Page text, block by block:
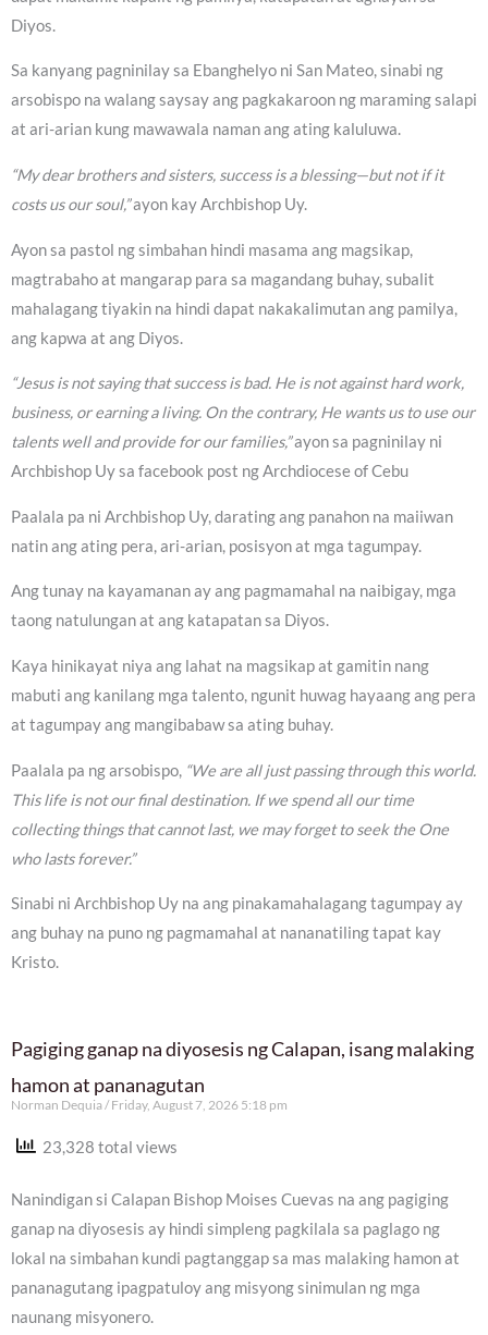
Diyos.
Sa kanyang pagninilay sa Ebanghelyo ni San Mateo, sinabi ng
arsobispo na walang saysay ang pagkakaroon ng maraming salapi
at ari-arian kung mawawala naman ang ating kaluluwa.
“My dear brothers and sisters, success is a blessing—but not if it
costs us our soul,”ayon kay Archbishop Uy.
Ayon sa pastol ng simbahan hindi masama ang magsikap,
magtrabaho at mangarap para sa magandang buhay, subalit
mahalagang tiyakin na hindi dapat nakakalimutan ang pamilya,
ang kapwa at ang Diyos.
“Jesus is not saying that success is bad. He is not against hard work,
business, or earning a living. On the contrary, He wants us to use our
talents well and provide for our families,”ayon sa pagninilay ni
Archbishop Uy sa facebook post ng Archdiocese of Cebu
Paalala pa ni Archbishop Uy, darating ang panahon na maiiwan
natin ang ating pera, ari-arian, posisyon at mga tagumpay.
Ang tunay na kayamanan ay ang pagmamahal na naibigay, mga
taong natulungan at ang katapatan sa Diyos.
Kaya hinikayat niya ang lahat na magsikap at gamitin nang
mabuti ang kanilang mga talento, ngunit huwag hayaang ang pera
at tagumpay ang mangibabaw sa ating buhay.
Paalala pa ng arsobispo, “We are all just passing through this world.
This life is not our final destination. If we spend all our time
collecting things that cannot last, we may forget to seek the One
who lasts forever.”
Sinabi ni Archbishop Uy na ang pinakamahalagang tagumpay ay
ang buhay na puno ng pagmamahal at nananatiling tapat kay
Kristo.
Pagiging ganap na diyosesis ng Calapan, isang malaking
hamon at pananagutan
Norman Dequia Friday, August 7, 2026 5:18 pm
23,328 total views
Nanindigan si Calapan Bishop Moises Cuevas na ang pagiging
ganap na diyosesis ay hindi simpleng pagkilala sa paglago ng
lokal na simbahan kundi pagtanggap sa mas malaking hamon at
pananagutang ipagpatuloy ang misyong sinimulan ng mga
naunang misyonero.